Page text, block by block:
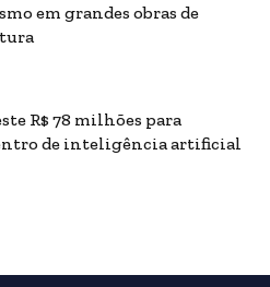
em grandes obras de
R$ 78 milhões para
de inteligência artificial